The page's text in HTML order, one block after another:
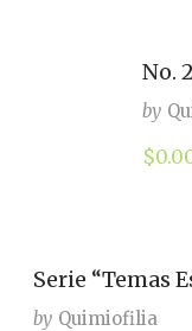
No.
by
$
Serie “Temas
by Quimiofilia